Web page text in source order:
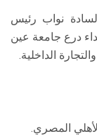
نواب رئيس
درع جامعة عين
الداخلية.
المصري.